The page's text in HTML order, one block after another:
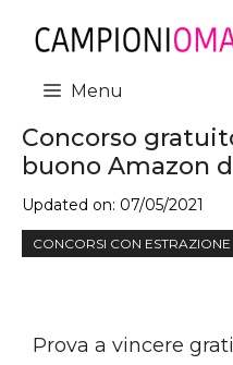
contenuto
Menu
Concorso
buono Amazon
Updated on: 07/05/2021
CONCORSI CON ESTRAZIONE
Prova a vincere